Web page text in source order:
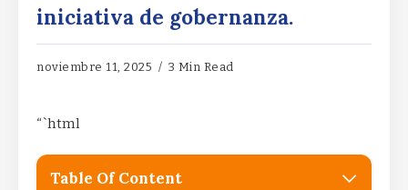
iniciativa de gobernanza.
noviembre 11, 2025 3 Min Read
“`html
Table Of Content